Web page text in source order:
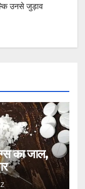
उनसे जुड़ाव
का जाल,